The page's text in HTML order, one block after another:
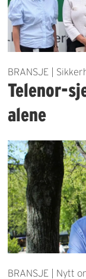
BRANSJE |
Telenor-
alene
BRANSJE | Nytt